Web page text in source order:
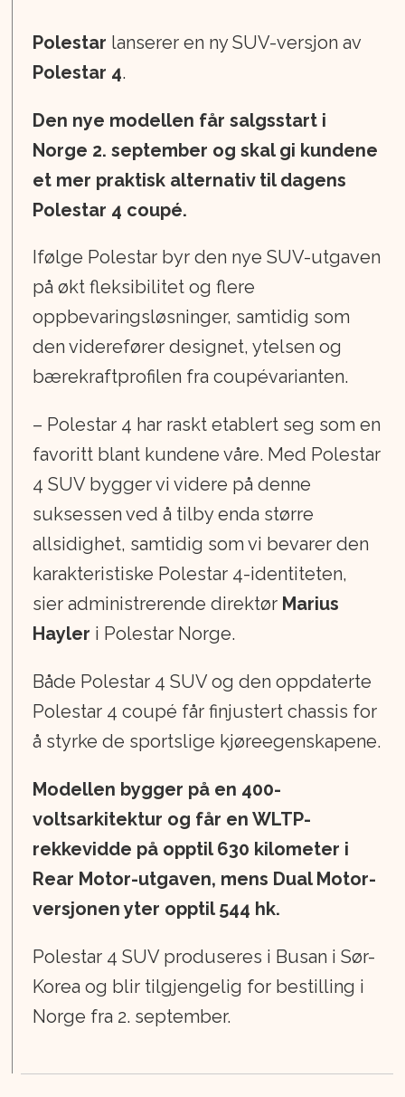
Polestar lanserer en ny SUV-versjon av
Polestar 4.
Den nye modellen får salgsstart i
Norge 2. september og skal gi kundene
et mer praktisk alternativ til dagens
Polestar 4 coupé.
Ifølge Polestar byr den nye SUV-utgaven
på økt fleksibilitet og flere
oppbevaringsløsninger, samtidig som
den viderefører designet, ytelsen og
bærekraftprofilen fra coupévarianten.
– Polestar 4 har raskt etablert seg som en
favoritt blant kundene våre. Med Polestar
4 SUV bygger vi videre på denne
suksessen ved å tilby enda større
allsidighet, samtidig som vi bevarer den
karakteristiske Polestar 4-identiteten,
sier administrerende direktør Marius
Hayler i Polestar Norge.
Både Polestar 4 SUV og den oppdaterte
Polestar 4 coupé får finjustert chassis for
å styrke de sportslige kjøreegenskapene.
Modellen bygger på en 400-
voltsarkitektur og får en WLTP-
rekkevidde på opptil 630 kilometer i
Rear Motor-utgaven, mens Dual Motor-
versjonen yter opptil 544 hk.
Polestar 4 SUV produseres i Busan i Sør-
Korea og blir tilgjengelig for bestilling i
Norge fra 2. september.